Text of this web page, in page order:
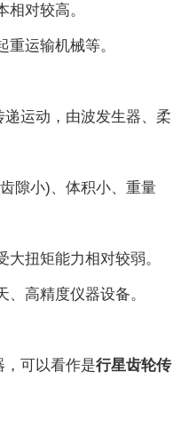
相对较高。
重运输机械等。
运动，由波发生器、柔
隙小)、体积小、重量
扭矩能力相对较弱。
高精度仪器设备。
，可以看作是行星齿轮传